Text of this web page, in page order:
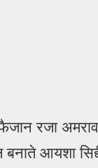
फैजान रजा
आयशा